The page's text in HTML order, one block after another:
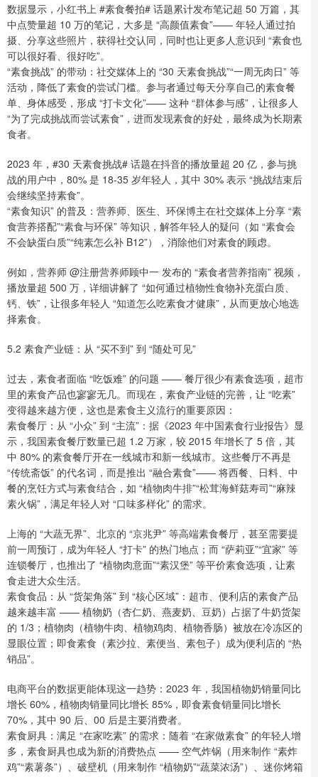
数据显示，小红书上 #素食餐拍# 话题累计发布笔记超 50 万篇，其
中点赞量超 10 万的笔记，大多是 “高颜值素食”—— 年轻人通过拍
摄、分享这些照片，获得社交认同，同时也让更多人意识到 “素食也
可以很好看、很好吃”。
“素食挑战” 的带动：社交媒体上的 “30 天素食挑战”“一周无肉日” 等
活动，降低了素食的尝试门槛。参与者通过每天分享自己的素食餐
单、身体感受，形成 “打卡文化”—— 这种 “群体参与感”，让很多人
“为了完成挑战而尝试素食”，进而发现素食的好处，最终成为长期素
食者。
2023 年，#30 天素食挑战# 话题在抖音的播放量超 20 亿，参与挑
战的用户中，80% 是 18-35 岁年轻人，其中 30% 表示 “挑战结束后
会继续坚持素食”。
“素食知识” 的普及：营养师、医生、环保博主在社交媒体上分享 “素
食营养搭配”“素食与环保” 等知识，解答年轻人的疑问（如 “素食会
不会缺蛋白质”“纯素怎么补 B12”），消除他们对素食的顾虑。
例如，营养师 @注册营养师顾中一 发布的 “素食者营养指南” 视频，
播放量超 500 万，详细讲解了 “如何通过植物性食物补充蛋白质、
钙、铁”，让很多年轻人 “知道怎么吃素食才健康”，从而更放心地选
择素食。
5.2 素食产业链：从 “买不到” 到 “随处可见”
过去，素食者面临 “吃饭难” 的问题 —— 餐厅很少有素食选项，超市
里的素食产品也寥寥无几。而现在，素食产业链的完善，让 “吃素”
变得越来越方便，这也是素食主义流行的重要原因：
素食餐厅：从 “小众” 到 “主流”：据《2023 年中国素食行业报告》显
示，我国素食餐厅数量已超 1.2 万家，较 2015 年增长了 5 倍，其
中 80% 的素食餐厅开在一线城市和新一线城市。这些餐厅不再是
“传统斋饭” 的代名词，而是推出 “融合素食”—— 将西餐、日料、中
餐的烹饪方式与素食结合，如 “植物肉牛排”“松茸海鲜菇寿司”“麻辣
素火锅”，满足年轻人对 “口味多样化” 的需求。
上海的 “大蔬无界”、北京的 “京兆尹” 等高端素食餐厅，甚至需要提
前一周预订，成为年轻人 “打卡” 的热门地点；而 “萨莉亚”“宜家” 等
连锁餐厅，也推出了 “植物肉意面”“素汉堡” 等平价素食选项，让素
食走进大众生活。
素食食品：从 “货架角落” 到 “核心区域”：超市、便利店的素食产品
越来越丰富 —— 植物奶（杏仁奶、燕麦奶、豆奶）占据了牛奶货架
的 1/3；植物肉（植物牛肉、植物鸡肉、植物香肠）被放在冷冻区的
显眼位置；即食素食（素沙拉、素便当、素包子）成为便利店的 “热
销品”。
电商平台的数据更能体现这一趋势：2023 年，我国植物奶销量同比
增长 60%，植物肉销量同比增长 85%，即食素食销量同比增长
70%，其中 90 后、00 后是主要消费者。
素食厨具：满足 “在家吃素” 的需求：随着 “在家做素食” 的年轻人增
多，素食厨具也成为新的消费热点 —— 空气炸锅（用来制作 “素炸
鸡”“素薯条”）、破壁机（用来制作 “植物奶”“蔬菜浓汤”）、迷你烤箱